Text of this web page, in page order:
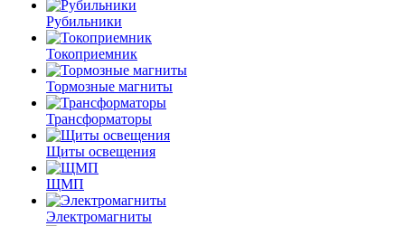
Рубильники
Токоприемник
Тормозные магниты
Трансформаторы
Щиты освещения
ЩМП
Электромагниты